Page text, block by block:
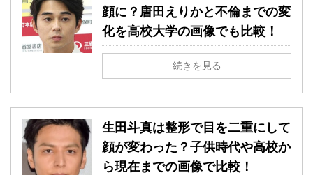
顔に？唐田えりかと不倫までの変
化を高校大学の画像でも比較！
続きを見る
生田斗真は整形で目を二重にして
顔が変わった？子供時代や高校か
ら現在までの画像で比較！